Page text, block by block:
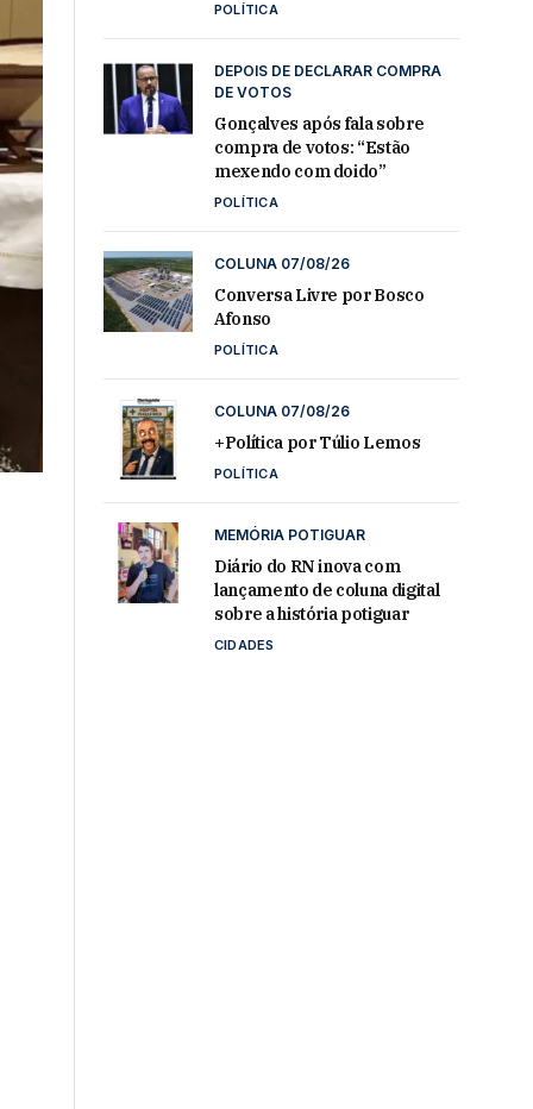
POLÍTICA
DEPOIS DE DECLARAR COMPRA
DE VOTOS
Gonçalves após fala sobre
compra de votos: “Estão
mexendo com doido”
POLÍTICA
COLUNA 07/08/26
Conversa Livre por Bosco
Afonso
POLÍTICA
COLUNA 07/08/26
+Política por Túlio Lemos
POLÍTICA
MEMÓRIA POTIGUAR
Diário do RN inova com
lançamento de coluna digital
sobre a história potiguar
CIDADES